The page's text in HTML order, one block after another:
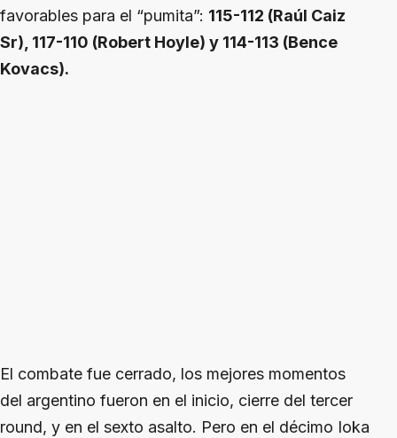
favorables para el “pumita”: 115-112 (Raúl Caiz
Sr), 117-110 (Robert Hoyle) y 114-113 (Bence
Kovacs).
El combate fue cerrado, los mejores momentos
del argentino fueron en el inicio, cierre del tercer
round, y en el sexto asalto. Pero en el décimo Ioka